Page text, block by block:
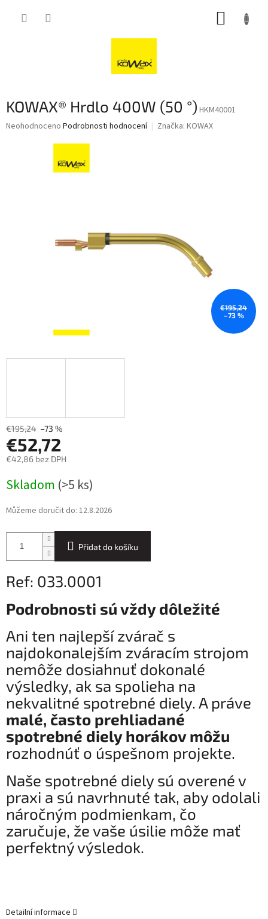
KOWAX® Hrdlo 400W (50 °) HKM40001
Průměrné
Neohodnoceno Podrobnosti hodnocení Značka: KOWAX
€195,24
–73 %
€195,24 –73 %
€52,72
€42,86 bez DPH
cena:
Skladom (>5 ks)
Můžeme doručit do: 12.8.2026
Přidat do košíku
Ref: 033.0001
Podrobnosti sú vždy dôležité
Ani ten najlepší zvárač s
najdokonalejším zváracím strojom
nemôže dosiahnuť dokonalé
výsledky, ak sa spolieha na
nekvalitné spotrebné diely. A práve
malé, často prehliadané
spotrebné diely horákov môžu
rozhodnúť o úspešnom projekte.
Naše spotrebné diely sú overené v
praxi a sú navrhnuté tak, aby odolali
náročným podmienkam, čo
zaručuje, že vaše úsilie môže mať
perfektný výsledok.
Detailní informace